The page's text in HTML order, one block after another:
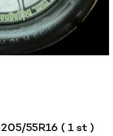
55R16 ( 1 st )